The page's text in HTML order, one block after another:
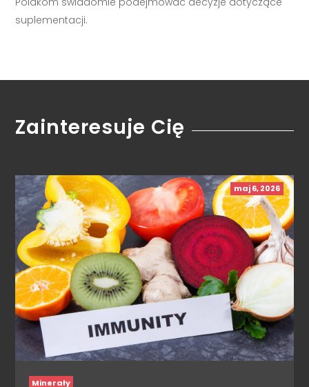
suplementacji.
Zainteresuje Cię
maj 6, 2026
Minerały